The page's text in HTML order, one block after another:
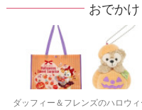
おでか
ダッフィー＆フレンズのハロウィ